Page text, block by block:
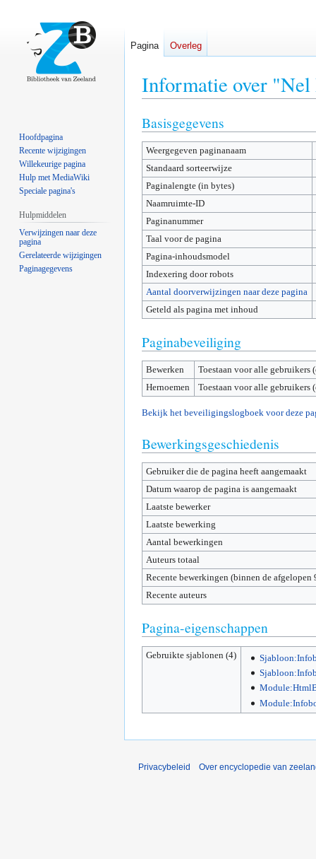
Informatie over "Nel
Naar
navigatie
springen
Naar
zoeken
springen
Basisgegevens
Weergegeven paginanaam
Standaard sorteerwijze
Paginalengte (in bytes)
Naamruimte-ID
Paginanummer
Taal voor de pagina
Pagina-inhoudsmodel
Indexering door robots
Aantal doorverwijzingen naar deze pagina
Geteld als pagina met inhoud
Paginabeveiliging
Bewerken
Toestaan voor alle gebruikers
Hernoemen
Toestaan voor alle gebruikers
Bekijk het beveiligingslogboek voor deze
Bewerkingsgeschiedenis
Gebruiker die de pagina heeft aangemaakt
Datum waarop de pagina is aangemaakt
Laatste bewerker
Laatste bewerking
Aantal bewerkingen
Auteurs totaal
Recente bewerkingen (binnen de afgelopen
Recente auteurs
Pagina-eigenschappen
Gebruikte sjablonen (4)
Pagina Overleg
Hoofdpagina
Recente wijzigingen
Willekeurige pagina
Hulp met MediaWiki
Speciale pagina's
Hulpmiddelen
Verwijzingen naar deze
pagina
Gerelateerde wijzigingen
Paginagegevens
Privacybeleid Over encyclopedie van